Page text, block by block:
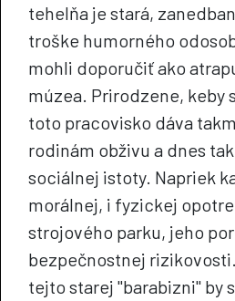
tehelňa je stará,
troške humorného
mohli doporučiť ako
múzea. Prirodzene, keby
toto pracovisko dáva
rodinám obživu a dnes
sociálnej istoty. Napriek
morálnej, i fyzickej
strojového parku, jeho
bezpečnostnej
tejto starej "barabizni" by